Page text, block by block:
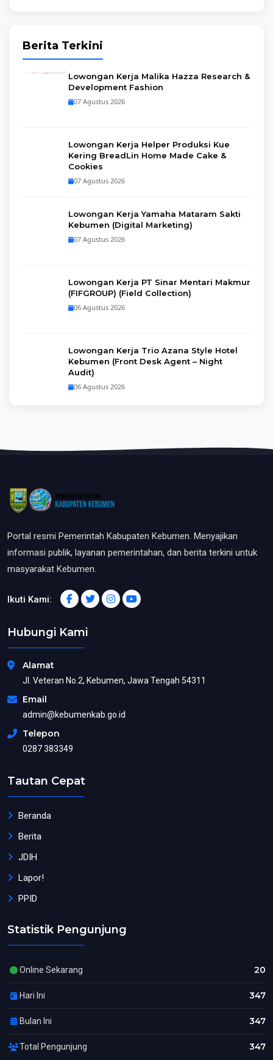
Berita Terkini
Lowongan Kerja Malika Hazza Research &
Development Fashion
07 Agustus 2026
Lowongan Kerja Helper Produksi Kue
Kering BreadLin Home Made Cake &
Cookies
07 Agustus 2026
Lowongan Kerja Yamaha Mataram Sakti
Kebumen (Digital Marketing)
07 Agustus 2026
Lowongan Kerja PT Sinar Mentari Makmur
(FIFGROUP) (Field Collection)
06 Agustus 2026
Lowongan Kerja Trio Azana Style Hotel
Kebumen (Front Desk Agent – Night
Audit)
06 Agustus 2026
Portal resmi Pemerintah Kabupaten Kebumen. Menyajikan
informasi publik, layanan pemerintahan, dan berita terkini untuk
masyarakat Kebumen.
Ikuti Kami:
Hubungi Kami
Alamat
Jl. Veteran No.2, Kebumen, Jawa Tengah 54311
Email
admin@kebumenkab.go.id
Telepon
0287 383349
Tautan Cepat
Beranda
Berita
JDIH
Lapor!
PPID
Statistik Pengunjung
Online Sekarang 20
Hari Ini 347
Bulan Ini 347
Total Pengunjung 347